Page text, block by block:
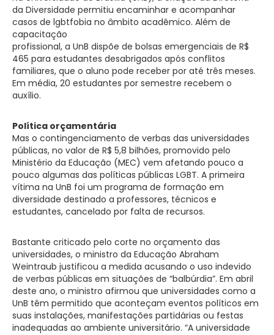
da Diversidade permitiu encaminhar e acompanhar
casos de lgbtfobia no âmbito acadêmico. Além de
capacitação
profissional, a UnB dispõe de bolsas emergenciais de R$
465 para estudantes desabrigados após conflitos
familiares, que o aluno pode receber por até três meses.
Em média, 20 estudantes por semestre recebem o
auxílio.
Política orçamentária
Mas o contingenciamento de verbas das universidades
públicas, no valor de R$ 5,8 bilhões, promovido pelo
Ministério da Educação (MEC) vem afetando pouco a
pouco algumas das políticas públicas LGBT. A primeira
vítima na UnB foi um programa de formação em
diversidade destinado a professores, técnicos e
estudantes, cancelado por falta de recursos.
Bastante criticado pelo corte no orçamento das
universidades, o ministro da Educação Abraham
Weintraub justificou a medida acusando o uso indevido
de verbas públicas em situações de “balbúrdia”. Em abril
deste ano, o ministro afirmou que universidades como a
UnB têm permitido que aconteçam eventos políticos em
suas instalações, manifestações partidárias ou festas
inadequadas ao ambiente universitário. “A universidade